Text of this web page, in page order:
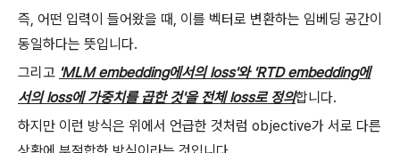
즉, 어떤 입력이 들어왔을 때, 이를 벡터로 변환하는 임베딩 공간이
동일하다는 뜻입니다.
그리고 'MLM embedding에서의 loss'와 'RTD embedding에
서의 loss에 가중치를 곱한 것'을 전체 loss로 정의합니다.
하지만 이런 방식은 위에서 언급한 것처럼 objective가 서로 다른